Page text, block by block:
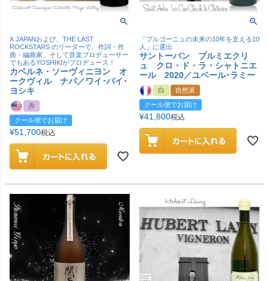
X JAPANおよび、THE LAST
ROCKSTARS のリーダーで、作詞・作
曲・編曲家、そして音楽プロデューサー
でもあるYOSHIKIがプロデュース！
カベルネ・ソーヴィニヨン オ
ークヴィル ナパ／ワイ･バイ･
ヨシキ
赤
クール便でお届け
¥51,700税込
「ブルゴーニュの未来の10年を支える10
人」に選出
サントーバン プルミエクリ
ュ クロ・ド・ラ・シャトニエ
ール 2020／ユベール･ラミー
白
自然派
クール便でお届け
¥41,800税込